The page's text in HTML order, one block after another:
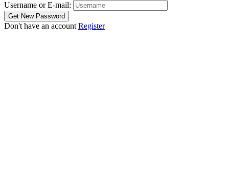
Username or E-mail:
Don't have an accountRegister